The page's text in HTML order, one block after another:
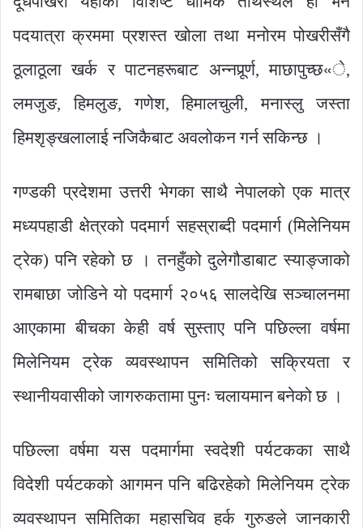
पदयात्रा क्रममा प्रशस्त खोला तथा मनोरम पोखरीसँगै
ठूलाठूला खर्क र पाटनहरूबाट अन्नपूर्र्ण, माछापुच्छ«े,
लमजुङ, हिमलुङ, गणेश, हिमालचुली, मनास्लु जस्ता
हिमशृङ्खलालाई नजिकैबाट अवलोकन गर्न सकिन्छ ।
गण्डकी प्रदेशमा उत्तरी भेगका साथै नेपालको एक मात्र
मध्यपहाडी क्षेत्रको पदमार्ग सहस्राब्दी पदमार्ग (मिलेनियम
ट्रेक) पनि रहेको छ । तनहुँको दुलेगौडाबाट स्याङ्जाको
रामबाछा जोडिने यो पदमार्ग २०५६ सालदेखि सञ्चालनमा
आएकामा बीचका केही वर्ष सुस्ताए पनि पछिल्ला वर्षमा
मिलेनियम ट्रेक व्यवस्थापन समितिको सक्रियता र
स्थानीयवासीको जागरुकतामा पुनः चलायमान बनेको छ ।
पछिल्ला वर्षमा यस पदमार्गमा स्वदेशी पर्यटकका साथै
विदेशी पर्यटकको आगमन पनि बढिरहेको मिलेनियम ट्रेक
व्यवस्थापन समितिका महासचिव हर्क गुरुङले जानकारी